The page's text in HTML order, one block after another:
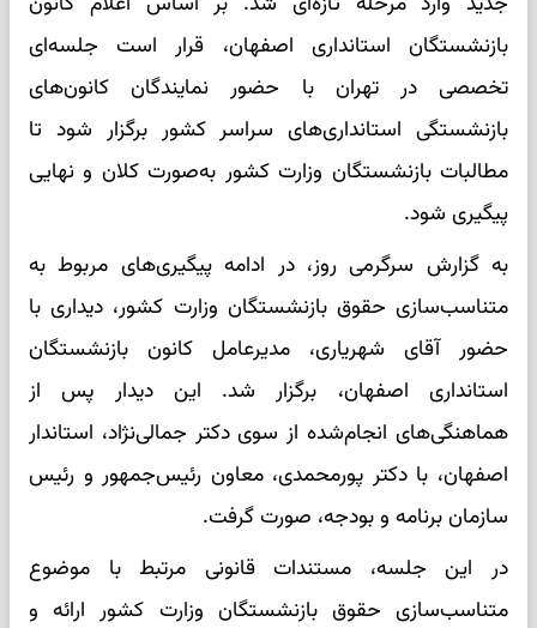
بازنشستگان استانداری اصفهان، قرار است جلسه‌ای
تخصصی در تهران با حضور نمایندگان کانون‌های
بازنشستگی استانداری‌های سراسر کشور برگزار شود تا
مطالبات بازنشستگان وزارت کشور به‌صورت کلان و نهایی
پیگیری شود.
به گزارش سرگرمی روز، در ادامه پیگیری‌های مربوط به
متناسب‌سازی حقوق بازنشستگان وزارت کشور، دیداری با
حضور آقای شهریاری، مدیرعامل کانون بازنشستگان
استانداری اصفهان، برگزار شد. این دیدار پس از
هماهنگی‌های انجام‌شده از سوی دکتر جمالی‌نژاد، استاندار
اصفهان، با دکتر پورمحمدی، معاون رئیس‌جمهور و رئیس
سازمان برنامه و بودجه، صورت گرفت.
در این جلسه، مستندات قانونی مرتبط با موضوع
متناسب‌سازی حقوق بازنشستگان وزارت کشور ارائه و